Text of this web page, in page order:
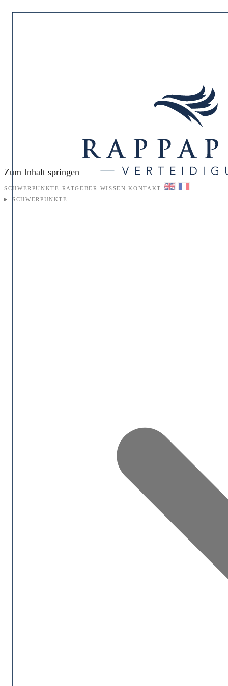
Zum Inhalt springen
SCHWERPUNKTE RATGEBER WISSEN KONTAKT
SCHWERPUNKTE